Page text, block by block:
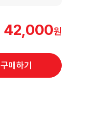
42,000
구매하기